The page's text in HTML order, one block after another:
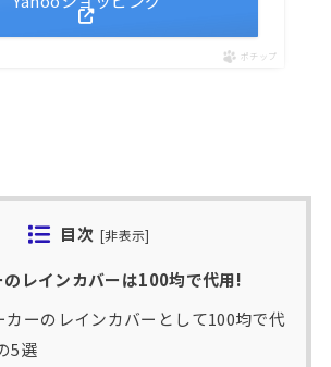
ポチップ
目次 [非表示]
レインカバーは100均で代用!
カーのレインカバーとして100均で代
5選